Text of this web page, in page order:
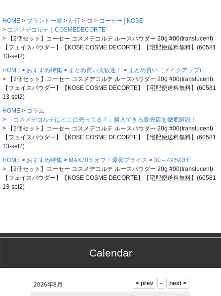
HOME ブランド一覧 か行 コ
コーセー│KOSE
コスメデコルテ｜COSMEDECORTE
【2個セット】コーセー コスメデコルテ ルースパウダー 20g #00(translucent)
【フェイスパウダー】【KOSE COSME DECORTE】【宅配便送料無料】(60581
13-set2)
HOME
おすすめ特集 まとめ買い大歓迎！
まとめ買い（メイクアップ)
【2個セット】コーセー コスメデコルテ ルースパウダー 20g #00(translucent)
【フェイスパウダー】【KOSE COSME DECORTE】【宅配便送料無料】(60581
13-set2)
HOME
コラム
「コスメデコルテはどこに売ってる？」購入できる販売店を徹底解説！
【2個セット】コーセー コスメデコルテ ルースパウダー 20g #00(translucent)
【フェイスパウダー】【KOSE COSME DECORTE】【宅配便送料無料】(60581
13-set2)
HOME
おすすめ特集 MAX70％オフ！爆弾プライス
30～49%OFF
【2個セット】コーセー コスメデコルテ ルースパウダー 20g #00(translucent)
【フェイスパウダー】【KOSE COSME DECORTE】【宅配便送料無料】(60581
13-set2)
Calendar
2026年8月